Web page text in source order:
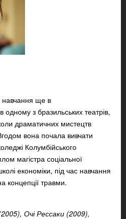
навчання ще в
одному з бразильських театрів,
драматичних мистецтв
вона почала вивчати
Колумбійського
магістра соціальної
економіки, під час навчання
концепції травми.
Очі Рессаки (2009),